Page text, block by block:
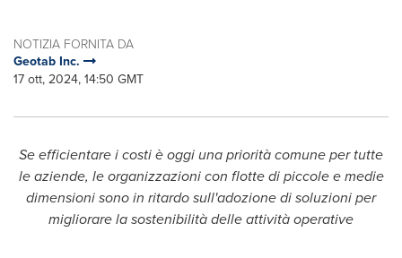
NOTIZIA FORNITA DA
Geotab Inc.
17 ott, 2024, 14:50 GMT
Se efficientare i costi è oggi una priorità comune per tutte
le aziende, le organizzazioni con flotte di piccole e medie
dimensioni sono in ritardo sull'adozionedi soluzioni per
migliorare la sostenibilità delle attività operative